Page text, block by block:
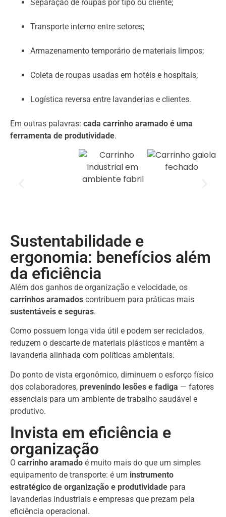
Separação de roupas por tipo ou cliente;
Transporte interno entre setores;
Armazenamento temporário de materiais limpos;
Coleta de roupas usadas em hotéis e hospitais;
Logística reversa entre lavanderias e clientes.
Em outras palavras: cada carrinho aramado é uma
ferramenta de produtividade.
Sustentabilidade e
ergonomia: benefícios além
da eficiência
Além dos ganhos de organização e velocidade, os
carrinhos aramados contribuem para práticas mais
sustentáveis e seguras.
Como possuem longa vida útil e podem ser reciclados,
reduzem o descarte de materiais plásticos e mantêm a
lavanderia alinhada com políticas ambientais.
Do ponto de vista ergonômico, diminuem o esforço físico
dos colaboradores, prevenindo lesões e fadiga — fatores
essenciais para um ambiente de trabalho saudável e
produtivo.
Invista em eficiência e
organização
O carrinho aramado é muito mais do que um simples
equipamento de transporte: é um instrumento
estratégico de organização e produtividade para
lavanderias industriais e empresas que prezam pela
eficiência operacional.